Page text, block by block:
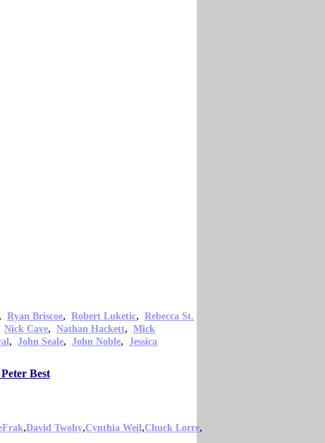
, Ryan Briscoe, Robert Luketic, Rebecca St.
Nick Cave, Nathan Hackett, Mick
, John Seale, John Noble, Jessica
Best
,David Twohy,Cynthia Weil,Chuck Lorre,